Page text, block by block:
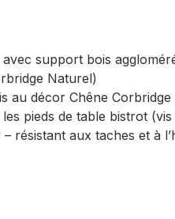
avec support bois
Naturel)
au décor Chêne
pieds de table bistrot (vis
résistant aux taches et à